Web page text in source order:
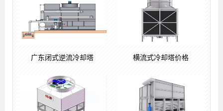
广东闭式逆流冷却塔 横流式冷却塔价格